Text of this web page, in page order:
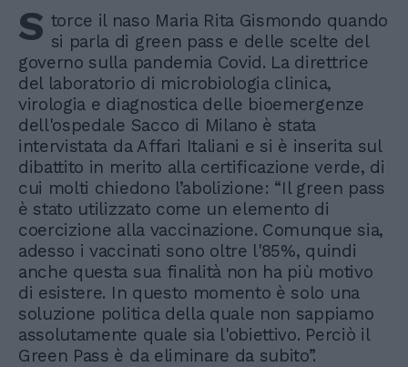
S torce il naso Maria Rita Gismondo quando
si parla di green pass e delle scelte del
governo sulla pandemia Covid. La direttrice
del laboratorio di microbiologia clinica,
virologia e diagnostica delle bioemergenze
dell'ospedale Sacco di Milano è stata
intervistata da Affari Italiani e si è inserita sul
dibattito in merito alla certificazione verde, di
cui molti chiedono l’abolizione: “Il green pass
è stato utilizzato come un elemento di
coercizione alla vaccinazione. Comunque sia,
adesso i vaccinati sono oltre l'85%, quindi
anche questa sua finalità non ha più motivo
di esistere. In questo momento è solo una
soluzione politica della quale non sappiamo
assolutamente quale sia l'obiettivo. Perciò il
Green Pass è da eliminare da subito”.